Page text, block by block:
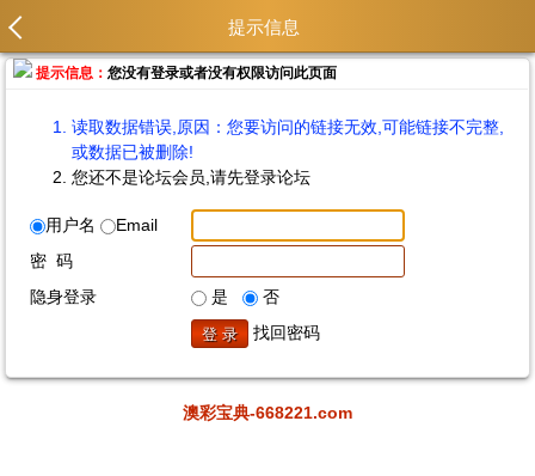
提示信息
提示信息：您没有登录或者没有权限访问此页面
读取数据错误,原因：您要访问的链接无效,可能链接不完整,
或数据已被删除!
您还不是论坛会员,请先登录论坛
用户名
Email
密 码
隐身登录
是
否
找回密码
澳彩宝典-668221.com